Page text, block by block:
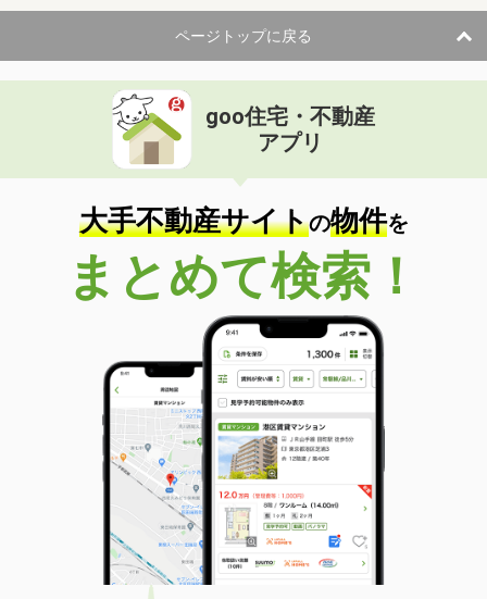
ページトップに戻る
goo住宅・不動産
アプリ
大手不動産サイトの物件を
まとめて検索！